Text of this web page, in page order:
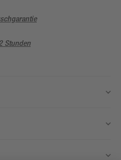
Stunden